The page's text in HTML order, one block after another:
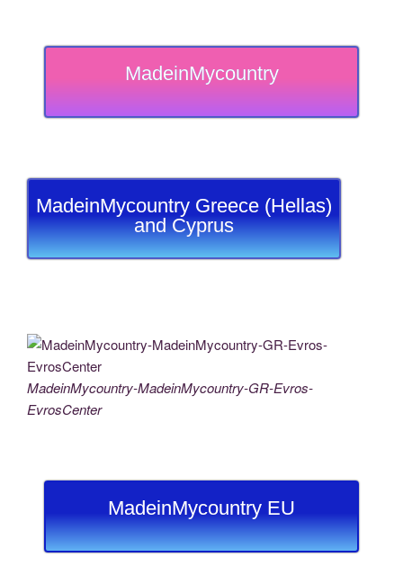
MadeinMycountry
MadeinMycountry Greece (Hellas)
and Cyprus
MadeinMycountry-MadeinMycountry-GR-Evros-
EvrosCenter
MadeinMycountry EU